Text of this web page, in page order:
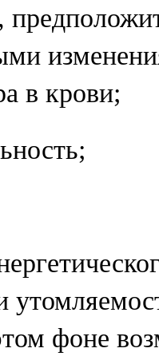
в крови;
фоне